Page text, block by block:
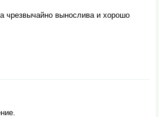
чрезвычайно вынослива и хорошо